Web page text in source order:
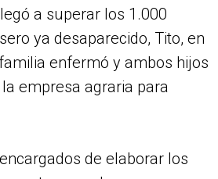
a superar los 1.000
ya desaparecido, Tito, en
enfermó y ambos hijos
empresa agraria para
de elaborar los